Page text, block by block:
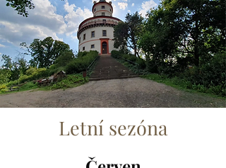
Letní sezóna